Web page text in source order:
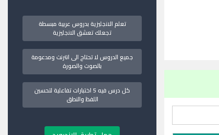
تعلم الانجليزية بدروس عربية مبسطة
تجعلك تعشق الانجليزية
جميع الدروس لا تحتاج الى انترنت ومدعومة
بالصوت والصورة
كل درس فيه 5 اختبارات تفاعلية لتحسين
اللفظ والنطق